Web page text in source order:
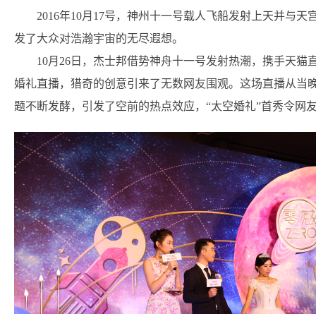
2016年10月17号，神州十一号载人飞船发射上天并与
发了大众对浩瀚宇宙的无尽遐想。
10月26日，杰士邦借势神舟十一号发射热潮，携手天
婚礼直播，猎奇的创意引来了无数网友围观。这场直播从当
题不断发酵，引发了空前的热点效应，“太空婚礼”首秀令网